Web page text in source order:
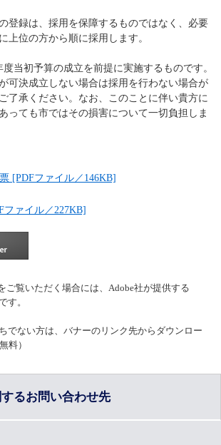
登録は、採用を保障するものではなく、必要
上位の方から順に採用します。
度当初予算の成立を前提に実施するものです。
可決成立しない場合は採用を行わない場合が
了承ください。なお、このことに伴い貴方に
っても市ではその損害について一切負担しま
[PDFファイル／146KB]
ファイル／227KB]
ご覧いただく場合には、Adobe社が提供する
す。
でない方は、バナーのリンク先からダウンロー
料）
るお問い合わせ先